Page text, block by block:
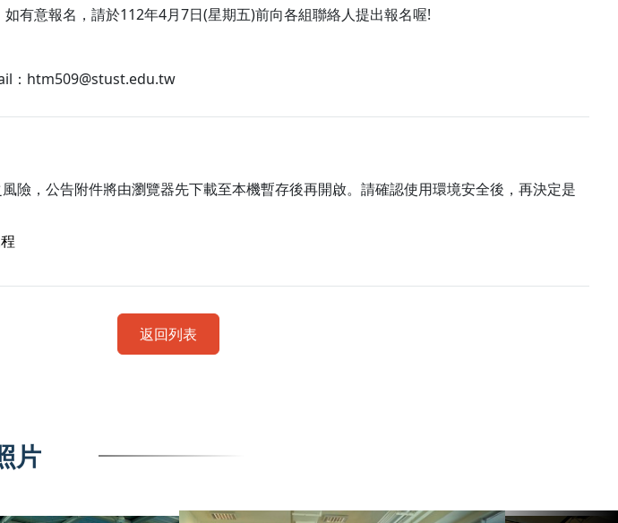
有意報名，請於112年4月7日(星期五)前向各組聯絡人提出報名喔!
：htm509@stust.edu.tw
險，公告附件將由瀏覽器先下載至本機暫存後再開啟。請確認使用環境安全後，再決定是
返回列表
片